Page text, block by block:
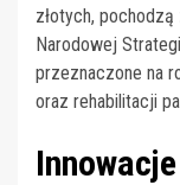
złotych,
Narodowej
przeznaczone na
oraz rehabilitacji